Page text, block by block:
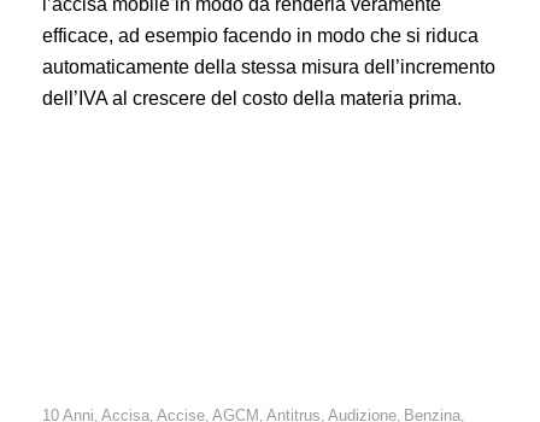
l’accisa mobile in modo da renderla veramente
efficace, ad esempio facendo in modo che si riduca
automaticamente della stessa misura dell’incremento
dell’IVA al crescere del costo della materia prima.
10 Anni, Accisa, Accise, AGCM , Antitrus, Audizione, Benzina,